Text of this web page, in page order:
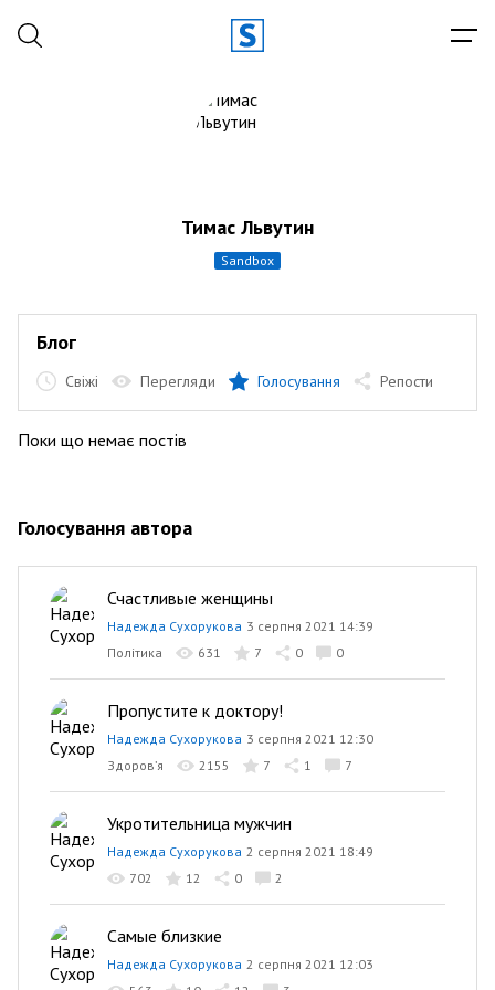
Тимас Львутин
sandbox
Блог
Свіжі Перегляди Голосування Репости
Поки що немає постів
Голосування автора
Счастливые женщины
Надежда Сухорукова 3 серпня 2021 14:39
Політика
631 7 0 0
Пропустите к доктору!
Надежда Сухорукова 3 серпня 2021 12:30
Здоров’я
2155 7 1 7
Укротительница мужчин
Надежда Сухорукова 2 серпня 2021 18:49
702
12 0 2
Самые близкие
Надежда Сухорукова 2 серпня 2021 12:03